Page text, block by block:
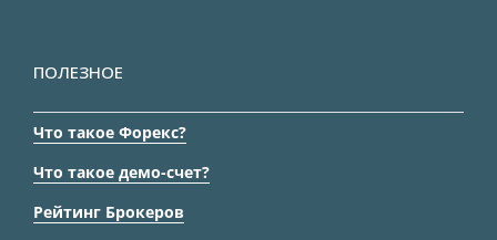
ПОЛЕЗНОЕ
Что такое Форекс?
Что такое демо-счет?
Рейтинг Брокеров